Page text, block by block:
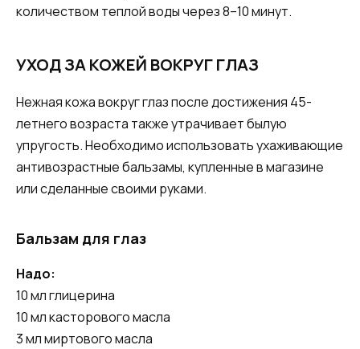
количеством теплой воды через 8–10 минут.
УХОД ЗА КОЖЕЙ ВОКРУГ ГЛАЗ
Нежная кожа вокруг глаз после достижения 45-
летнего возраста также утрачивает былую
упругость. Необходимо использовать ухаживающие
антивозрастные бальзамы, купленные в магазине
или сделанные своими руками.
Бальзам для глаз
Надо:
10 мл глицерина
10 мл касторового масла
3 мл миртового масла